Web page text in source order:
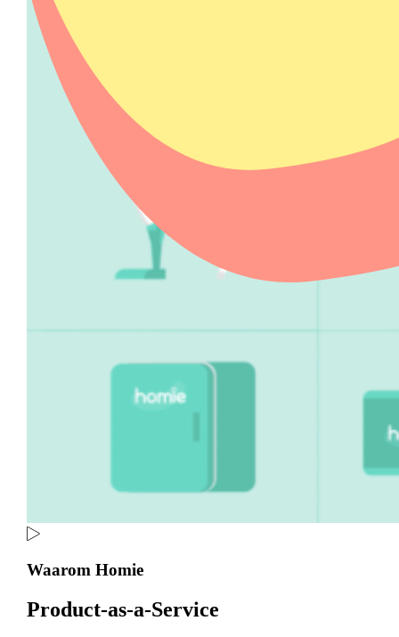
Waarom Homie
Product-as-a-Service